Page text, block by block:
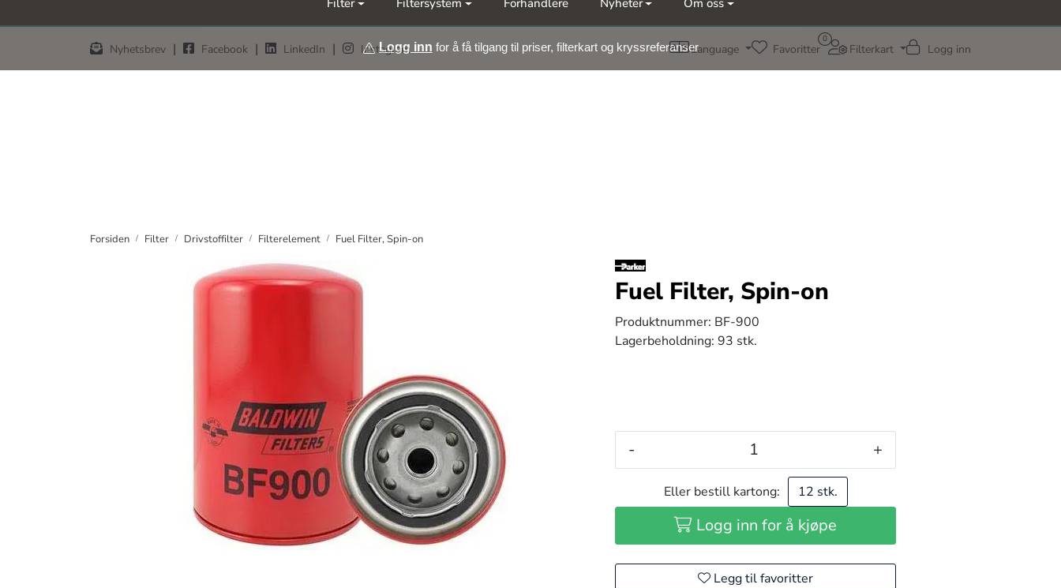
Møt oss på årets messer Nor-Fishing | OTD
Nyhetsbrev | Facebook | LinkedIn | Instagram Language
0
Favoritter Filterkart Logg inn
Filter Filtersystem Forhandlere Nyheter Om oss
Logg inn for å få tilgang til priser, filterkart og kryssreferanser
Forsiden Filter Drivstoffilter Filterelement Fuel Filter, Spin-on
Fuel Filter, Spin-on
Produktnummer: BF-900
Lagerbeholdning: 93 stk.
- +
Eller bestill kartong: 12 stk.
Logg inn for å kjøpe
Legg til favoritter